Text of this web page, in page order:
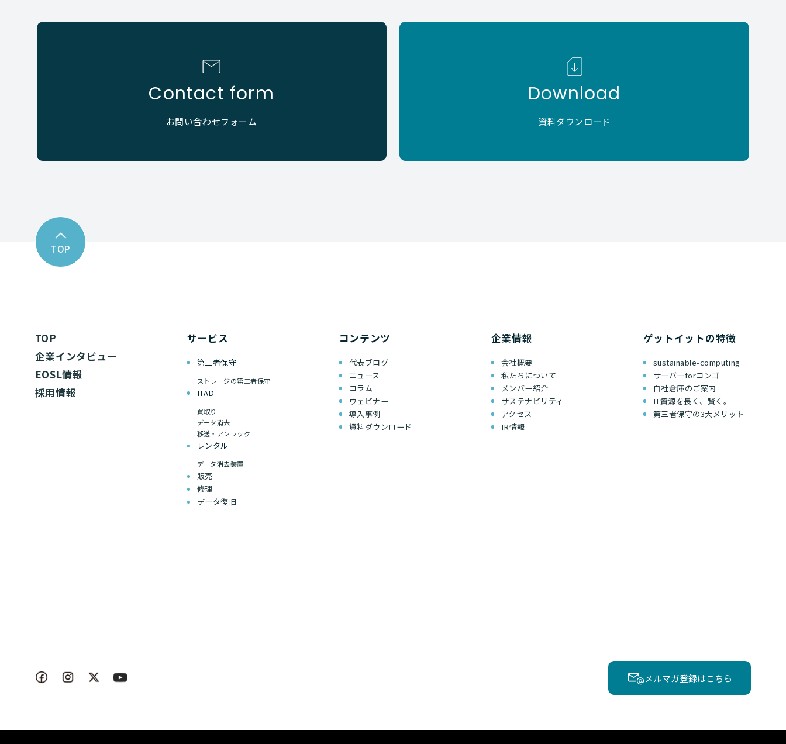
Contact form
お問い合わせフォーム
Download
資料ダウンロード
TOP
TOP
企業インタビュー
EOSL情報
採用情報
サービス
第三者保守
ストレージの第三者保守
ITAD
買取り
データ消去
移送・アンラック
レンタル
データ消去装置
販売
修理
データ復旧
コンテンツ
代表ブログ
ニュース
コラム
ウェビナー
導入事例
資料ダウンロード
企業情報
会社概要
私たちについて
メンバー紹介
サステナビリティ
アクセス
IR情報
ゲットイットの特徴
sustainable-computing
サーバーforコンゴ
自社倉庫のご案内
IT資源を長く、賢く。
第三者保守の3大メリット
メルマガ登録はこちら